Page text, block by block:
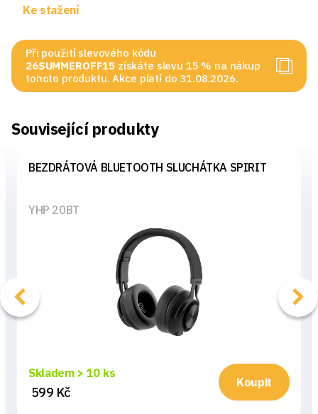
Ke stažení
Při použití slevového kódu
26SUMMEROFF15 získáte slevu 15 % na nákup
tohoto produktu. Akce platí do 31.08.2026.
Související produkty
BEZDRÁTOVÁ BLUETOOTH SLUCHÁTKA SPIRIT
YHP 20BT
Skladem > 10 ks
599 Kč
Koupit